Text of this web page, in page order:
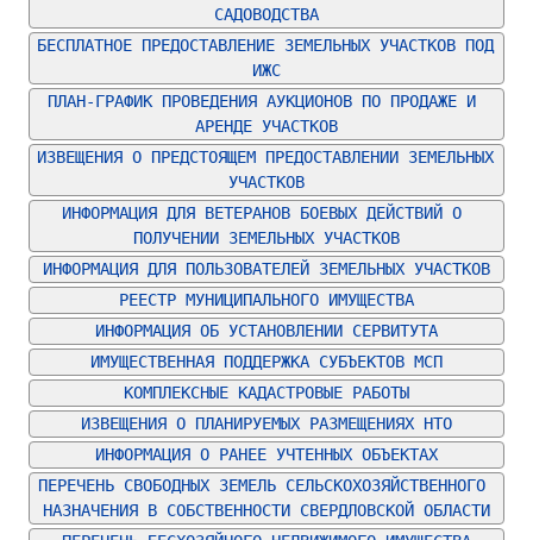
САДОВОДСТВА
БЕСПЛАТНОЕ ПРЕДОСТАВЛЕНИЕ ЗЕМЕЛЬНЫХ УЧАСТКОВ ПОД
ИЖС
ПЛАН-ГРАФИК ПРОВЕДЕНИЯ АУКЦИОНОВ ПО ПРОДАЖЕ И
АРЕНДЕ УЧАСТКОВ
ИЗВЕЩЕНИЯ О ПРЕДСТОЯЩЕМ ПРЕДОСТАВЛЕНИИ ЗЕМЕЛЬНЫХ
УЧАСТКОВ
ИНФОРМАЦИЯ ДЛЯ ВЕТЕРАНОВ БОЕВЫХ ДЕЙСТВИЙ О
ПОЛУЧЕНИИ ЗЕМЕЛЬНЫХ УЧАСТКОВ
ИНФОРМАЦИЯ ДЛЯ ПОЛЬЗОВАТЕЛЕЙ ЗЕМЕЛЬНЫХ УЧАСТКОВ
РЕЕСТР МУНИЦИПАЛЬНОГО ИМУЩЕСТВА
ИНФОРМАЦИЯ ОБ УСТАНОВЛЕНИИ СЕРВИТУТА
ИМУЩЕСТВЕННАЯ ПОДДЕРЖКА СУБЪЕКТОВ МСП
КОМПЛЕКСНЫЕ КАДАСТРОВЫЕ РАБОТЫ
ИЗВЕЩЕНИЯ О ПЛАНИРУЕМЫХ РАЗМЕЩЕНИЯХ НТО
ИНФОРМАЦИЯ О РАНЕЕ УЧТЕННЫХ ОБЪЕКТАХ
ПЕРЕЧЕНЬ СВОБОДНЫХ ЗЕМЕЛЬ СЕЛЬСКОХОЗЯЙСТВЕННОГО
НАЗНАЧЕНИЯ В СОБСТВЕННОСТИ СВЕРДЛОВСКОЙ ОБЛАСТИ